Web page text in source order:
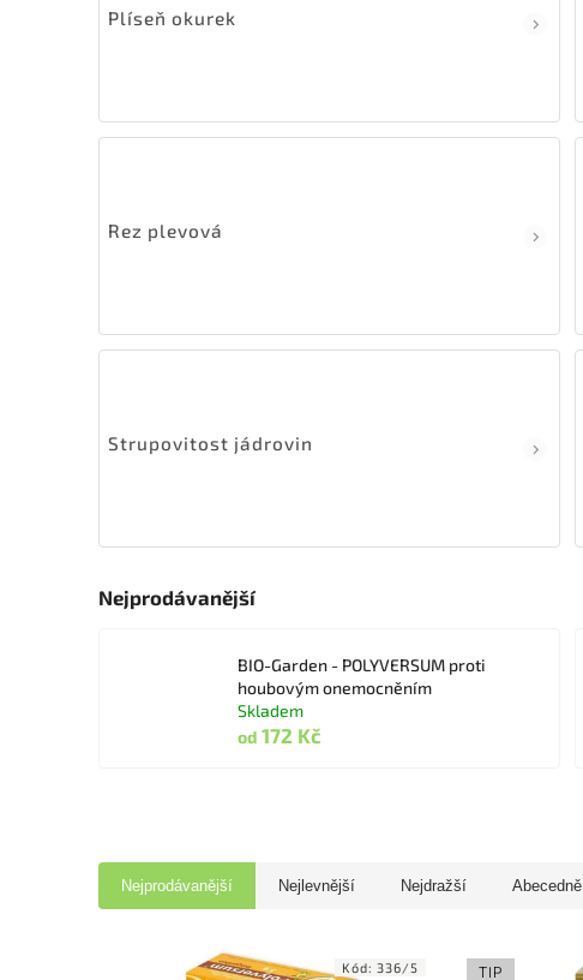
Plíseň okurek
Rez plevová
Strupovitost jádrovin
Nejprodávanější
BIO-Garden - POLYVERSUM proti
houbovým onemocněním
Skladem
od 172 Kč
Nejprodávanější Nejlevnější Nejdražší Abecedně
Kód:336/5
TIP